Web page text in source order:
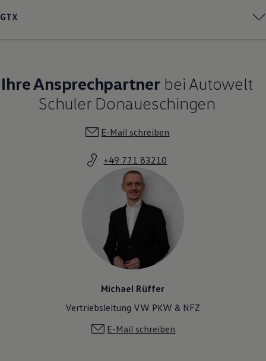
GTX
Ihre Ansprechpartnerbei Autowelt
Schuler Donaueschingen
E-Mail schreiben
+49 771 83210
Michael Rüffer
Vertriebsleitung VW PKW & NFZ
E-Mail schreiben